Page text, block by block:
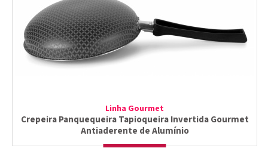
Linha Gourmet
Crepeira Panquequeira Tapioqueira Invertida Gourmet
Antiaderente de Alumínio